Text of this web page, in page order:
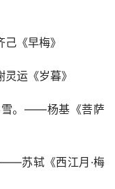
《早梅》
运《岁暮》
雪。——杨基《菩萨
苏轼《西江月·梅